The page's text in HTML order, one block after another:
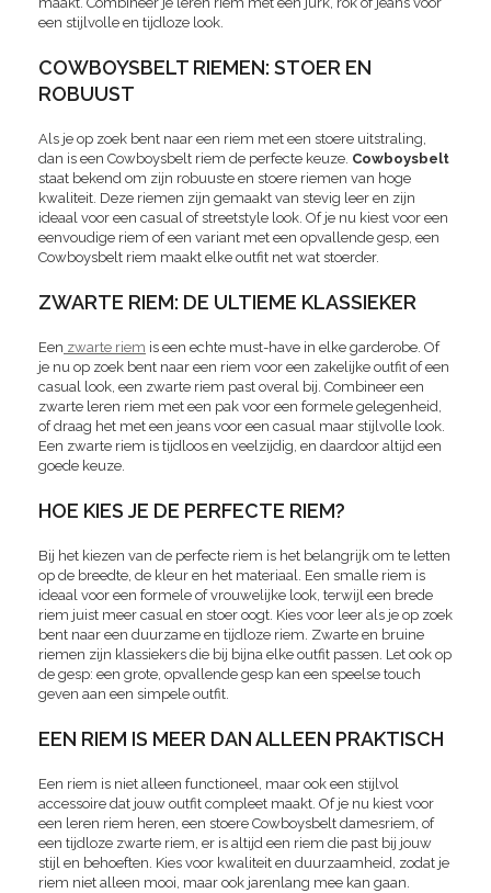
een stijlvolle en tijdloze look.
COWBOYSBELT RIEMEN: STOER EN
ROBUUST
Als je op zoek bent naar een riem met een stoere uitstraling,
dan is een Cowboysbelt riem de perfecte keuze. Cowboysbelt
staat bekend om zijn robuuste en stoere riemen van hoge
kwaliteit. Deze riemen zijn gemaakt van stevig leer en zijn
ideaal voor een casual of streetstyle look. Of je nu kiest voor een
eenvoudige riem of een variant met een opvallende gesp, een
Cowboysbelt riem maakt elke outfit net wat stoerder.
ZWARTE RIEM: DE ULTIEME KLASSIEKER
Een zwarte riem is een echte must-have in elke garderobe. Of
je nu op zoek bent naar een riem voor een zakelijke outfit of een
casual look, een zwarte riem past overal bij. Combineer een
zwarte leren riem met een pak voor een formele gelegenheid,
of draag het met een jeans voor een casual maar stijlvolle look.
Een zwarte riem is tijdloos en veelzijdig, en daardoor altijd een
goede keuze.
HOE KIES JE DE PERFECTE RIEM?
Bij het kiezen van de perfecte riem is het belangrijk om te letten
op de breedte, de kleur en het materiaal. Een smalle riem is
ideaal voor een formele of vrouwelijke look, terwijl een brede
riem juist meer casual en stoer oogt. Kies voor leer als je op zoek
bent naar een duurzame en tijdloze riem. Zwarte en bruine
riemen zijn klassiekers die bij bijna elke outfit passen. Let ook op
de gesp: een grote, opvallende gesp kan een speelse touch
geven aan een simpele outfit.
EEN RIEM IS MEER DAN ALLEEN PRAKTISCH
Een riem is niet alleen functioneel, maar ook een stijlvol
accessoire dat jouw outfit compleet maakt. Of je nu kiest voor
een leren riem heren, een stoere Cowboysbelt damesriem, of
een tijdloze zwarte riem, er is altijd een riem die past bij jouw
stijl en behoeften. Kies voor kwaliteit en duurzaamheid, zodat je
riem niet alleen mooi, maar ook jarenlang mee kan gaan.